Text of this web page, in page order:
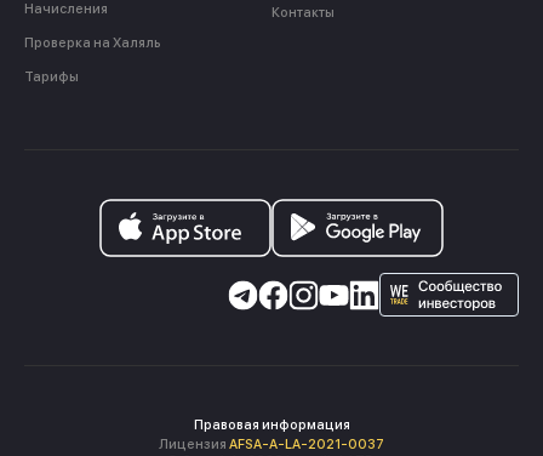
Начисления
Проверка на Халяль
Тарифы
Контакты
Правовая информация
Лицензия AFSA-A-LA-2021-0037